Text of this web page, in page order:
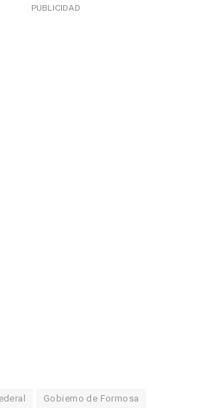
PUBLICIDAD
Gobierno de Formosa